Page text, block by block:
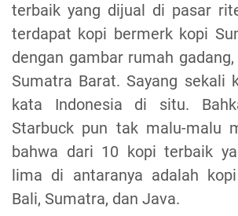
terbaik yang dijual di pasar
terdapat kopi bermerk kopi
dengan gambar rumah
Sumatra Barat. Sayang sekali
kata Indonesia di situ.
Starbuck pun tak malu-malu
bahwa dari 10 kopi terbaik
lima di antaranya adalah
Bali, Sumatra, dan Java.